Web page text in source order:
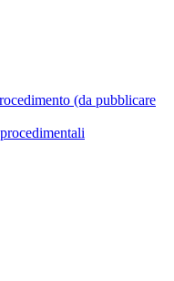
(da pubblicare